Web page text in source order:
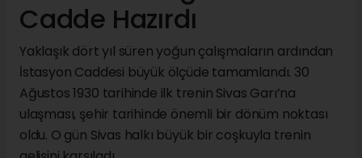
Cadde Hazırdı
Yaklaşık dört yıl süren yoğun çalışmaların ardından
İstasyon Caddesi büyük ölçüde tamamlandı. 30
Ağustos 1930 tarihinde ilk trenin Sivas Garı’na
ulaşması, şehir tarihinde önemli bir dönüm noktası
oldu. O gün Sivas halkı büyük bir coşkuyla trenin